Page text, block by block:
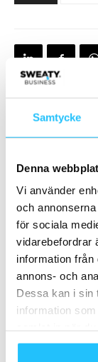
Samtycke
Denna
Vi använder
och
för sociala
vidarebefordrar
information från
annons- och
Dessa kan i sin
information
Förra artikeln
samarbete